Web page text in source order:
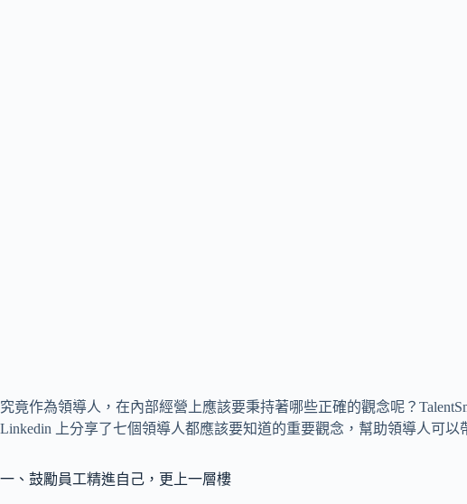
究竟作為領導人，在內部經營上應該要秉持著哪些正確的觀念呢？
Linkedin 上分享了七個領導人都應該要知道的重要觀念，幫助領導人可以
一、鼓勵員工精進自己，更上一層樓